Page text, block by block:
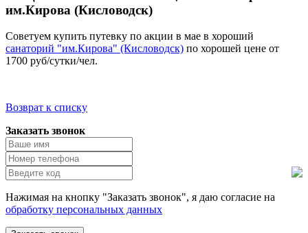
им.Кирова (Кисловодск)
Советуем купить путевку по акции в мае в хороший
санаторий "им.Кирова" (Кисловодск) по хорошей цене от
1700 руб/сутки/чел.
Возврат к списку
Заказать звонок
Нажимая на кнопку "Заказать звонок", я даю согласие на
обработку персональных данных